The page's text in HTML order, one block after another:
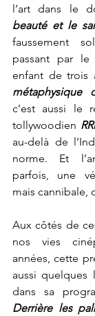
l’art dans le
beauté et le
faussement
passant par le
enfant de trois
métaphysique
c’est aussi le
tollywoodien
au-delà de
norme. Et
parfois, une
mais cannibale,
Aux côtés de
nos vies
années, cette
aussi quelques
Derrière les